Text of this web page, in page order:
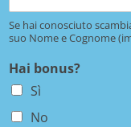
Se hai conosciuto
suo Nome e Cognome
Hai bonus?
Sì
No